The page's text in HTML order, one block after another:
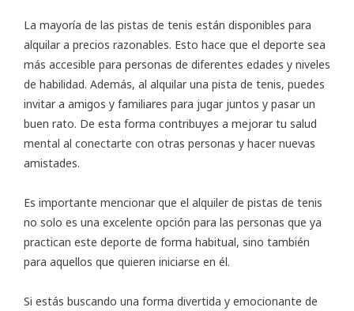
La mayoría de las pistas de tenis están disponibles para
alquilar a precios razonables. Esto hace que el deporte sea
más accesible para personas de diferentes edades y niveles
de habilidad. Además, al alquilar una pista de tenis, puedes
invitar a amigos y familiares para jugar juntos y pasar un
buen rato. De esta forma contribuyes a mejorar tu salud
mental al conectarte con otras personas y hacer nuevas
amistades.
Es importante mencionar que el alquiler de pistas de tenis
no solo es una excelente opción para las personas que ya
practican este deporte de forma habitual, sino también
para aquellos que quieren iniciarse en él.
Si estás buscando una forma divertida y emocionante de